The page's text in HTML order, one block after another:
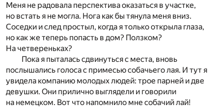
Меня не радовала перспектива оказаться в участке,
но встать я не могла. Нога как бы тянула меня вниз.
Соседки и след простыл, когда я только открыла глаза,
но как же теперь попасть в дом? Ползком?
На четвереньках?
Пока я пыталась сдвинуться с места, вновь
послышались голоса с примесью собачьего лая. И тут я
увидела компанию молодых людей: трое парней и две
девушки. Они прилично выглядели и говорили
на немецком. Вот что напомнило мне собачий лай!